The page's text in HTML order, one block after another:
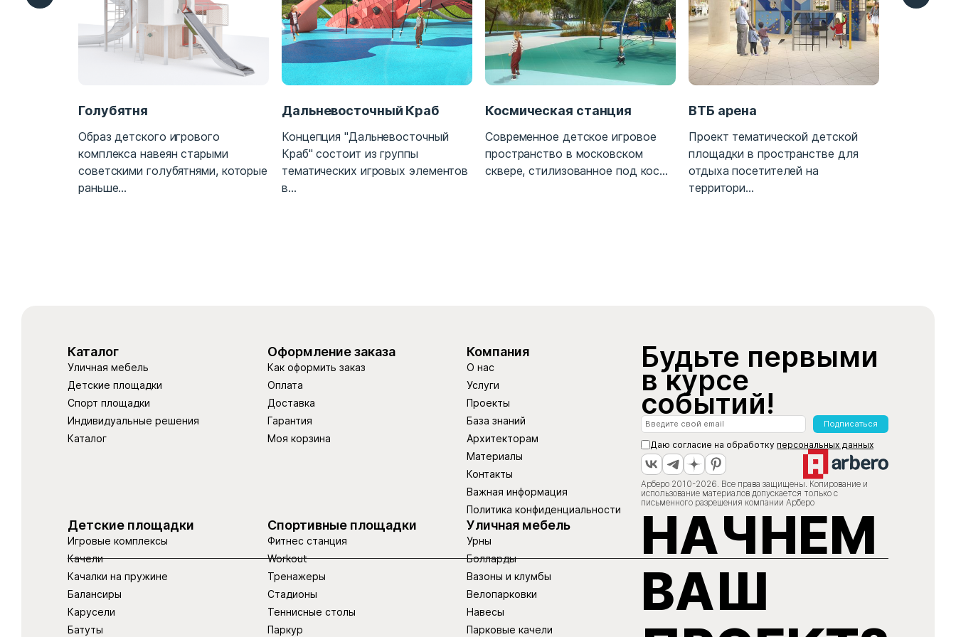
Голубятня
Образ детского игрового
комплекса навеян старыми
советскими голубятнями, которые
раньше...
Дальневосточный Краб
Концепция "Дальневосточный
Краб" состоит из группы
тематических игровых элементов
в...
Космическая станция
Современное детское игровое
пространство в московском
сквере, стилизованное под кос...
ВТБ арена
Проект тематической детской
площадки в пространстве для
отдыха посетителей на
территори...
Каталог
Уличная мебель
Детские площадки
Спорт площадки
Индивидуальные решения
Каталог
Оформление заказа
Как оформить заказ
Оплата
Доставка
Гарантия
Моя корзина
Компания
О нас
Услуги
Проекты
База знаний
Архитекторам
Материалы
Контакты
Важная информация
Политика конфиденциальности
Детские площадки
Игровые комплексы
Качели
Качалки на пружине
Балансиры
Карусели
Батуты
Спортивные площадки
Фитнес станция
Workout
Тренажеры
Стадионы
Теннисные столы
Паркур
Уличная мебель
Урны
Болларды
Вазоны и клумбы
Велопарковки
Навесы
Парковые качели
Будьте первыми
в курсе
событий!
Подписаться
Даю согласие на обработку персональных данных
Арберо 2010-2026. Все права защищены. Копирование и
использование материалов допускается только с
письменного разрешения компании Арберо
НАЧНЕМ
ВАШ